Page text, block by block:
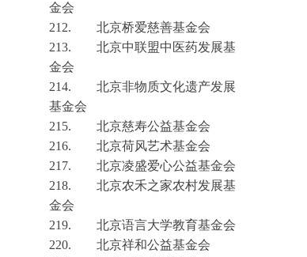
金会
212.
北京桥爱慈善基金会
213.
北京中联盟中医药发展基
金会
214.
北京非物质文化遗产发展
基金会
215.
北京慈寿公益基金会
216.
北京荷风艺术基金会
217.
北京凌盛爱心公益基金会
218.
北京农禾之家农村发展基
金会
219.
北京语言大学教育基金会
220.
北京祥和公益基金会